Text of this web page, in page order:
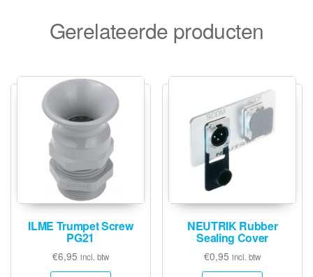
Gerelateerde producten
ILME Trumpet Screw
PG21
€6,95 incl. btw
NEUTRIK Rubber
Sealing Cover
€0,95 incl. btw